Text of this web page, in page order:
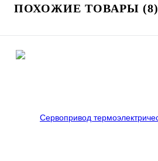
ПОХОЖИЕ ТОВАРЫ (8)